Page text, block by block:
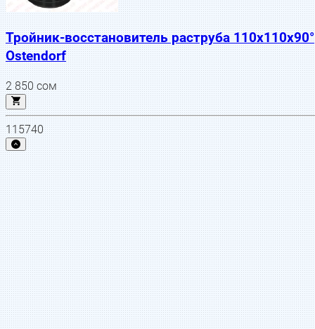
Тройник-восстановитель раструба 110х110х90°
Ostendorf
2 850сом
115740